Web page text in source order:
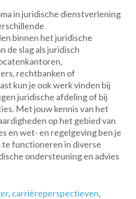
in juridische dienstverlening
binnen het juridische
de slag als juridisch
rechtbanken of
kun je ook werk vinden bij
juridische afdeling of bij
Met jouw kennis van het
op het gebied van
en wet- en regelgeving ben je
functioneren in diverse
ondersteuning en advies
, carrièreperspectieven,